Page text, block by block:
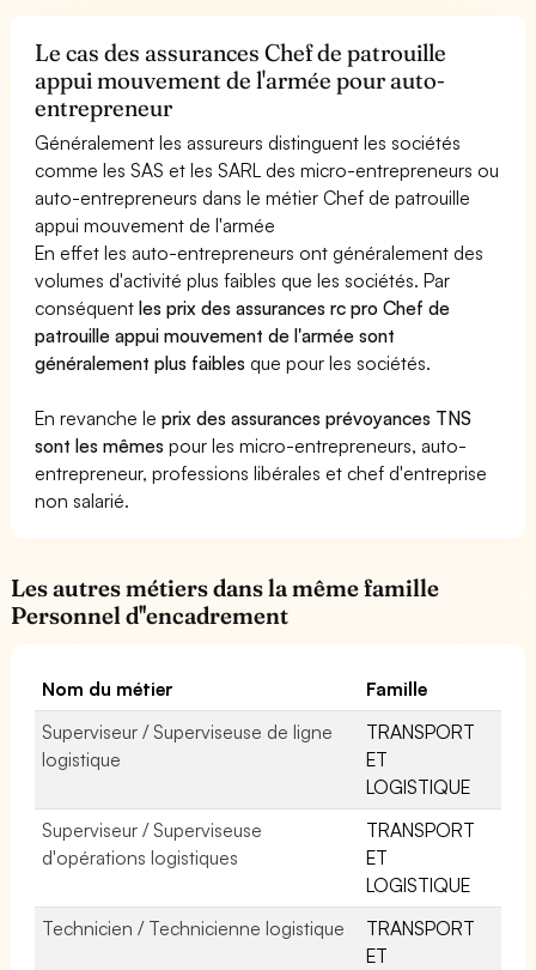
Le cas des assurances Chef de patrouille
appui mouvement de l'armée pour auto-
entrepreneur
Généralement les assureurs distinguent les sociétés
comme les SAS et les SARL des micro-entrepreneurs ou
auto-entrepreneurs dans le métier Chef de patrouille
appui mouvement de l'armée
En effet les auto-entrepreneurs ont généralement des
volumes d'activité plus faibles que les sociétés. Par
conséquentles prix des assurances rc pro Chef de
patrouille appui mouvement de l'armée sont
généralement plus faibles que pour les sociétés.
En revanche leprix des assurances prévoyances TNS
sont les mêmes pour les micro-entrepreneurs, auto-
entrepreneur, professions libérales et chef d'entreprise
non salarié.
Les autres métiers dans la même famille
Personnel d''encadrement
Nom du métier
Famille
Superviseur / Superviseuse de ligne
logistique
TRANSPORT
ET
LOGISTIQUE
Superviseur / Superviseuse
d'opérations logistiques
TRANSPORT
ET
LOGISTIQUE
Technicien / Technicienne logistique
TRANSPORT
ET